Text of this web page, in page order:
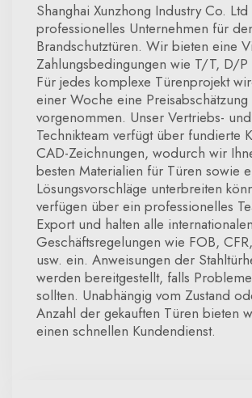
Shanghai Xunzhong Industry Co.
professionelles Unternehmen für
Brandschutztüren. Wir bieten eine
Zahlungsbedingungen wie T/T, D/
Für jedes komplexe Türenprojekt
einer Woche eine Preisabschätzung
vorgenommen. Unser Vertriebs- und
Technikteam verfügt über fundierte
CAD-Zeichnungen, wodurch wir
besten Materialien für Türen sowie
Lösungsvorschläge unterbreiten
verfügen über ein professionelles
Export und halten alle internationalen
Geschäftsregelungen wie FOB,
usw. ein. Anweisungen der
werden bereitgestellt, falls
sollten. Unabhängig vom Zustand
Anzahl der gekauften Türen bieten
einen schnellen Kundendienst.